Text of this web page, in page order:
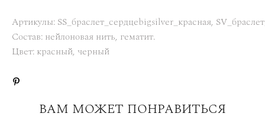
Артикулы: SS_браслет_сердцеbigsilver_красная,
Состав: нейлоновая нить, гематит.
Цвет: красный, черный
ВАМ МОЖЕТ ПОНРАВИТЬСЯ